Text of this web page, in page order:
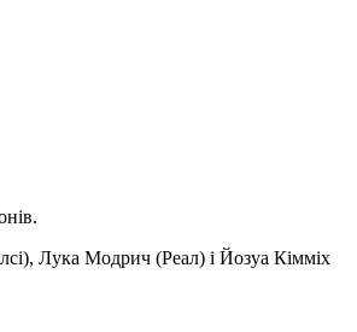
Лука Модрич (Реал) і Йозуа Кімміх